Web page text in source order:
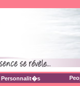
Personnalit�s